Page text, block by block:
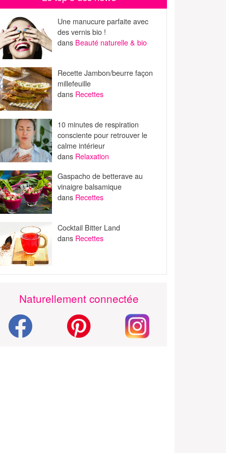
Une manucure parfaite avec
des vernis bio !
dans Beauté naturelle & bio
Recette Jambon/beurre façon
millefeuille
dans Recettes
10 minutes de respiration
consciente pour retrouver le
calme intérieur
dans Relaxation
Gaspacho de betterave au
vinaigre balsamique
dans Recettes
Cocktail Bitter Land
dans Recettes
Naturellement connectée